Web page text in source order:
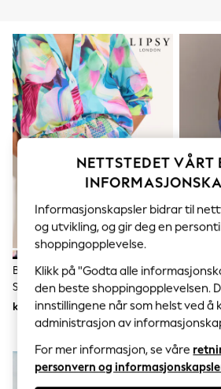
Sets & Outfits
Tops
T-Shirts
Nightwear & Pyjamas
Trousers & Leggings
Bodysuits & Vests
Shirts & Blouses
Shorts & Skirts
Babygrows & Sleepsuits
Jeans
Jumpsuits & Playsuits
All Holiday Shop
Tops
Dresses
Shorts
Skirts
Sandals & Sliders
Rash Vests
Sun Safe Swimwear
All Occasionwear
All Partywear
Wedding
Blå Sommer - Lipsy Print Bomull
Strandkjoleshorts
kr503
Blå
Vevde
kr393
NETTSTEDET VÅRT
Informasjonskapsler bidrar til
og utvikling, og gir deg en
shoppingopplevelse.
Klikk på "Godta alle
den beste shoppingopplevelsen.
innstillingene når som helst ved å
administrasjon av
For mer informasjon, se våre
personvern og